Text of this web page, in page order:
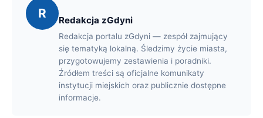
R Redakcja zGdyni
Redakcja portalu zGdyni — zespół zajmujący
się tematyką lokalną. Śledzimy życie miasta,
przygotowujemy zestawienia i poradniki.
Źródłem treści są oficjalne komunikaty
instytucji miejskich oraz publicznie dostępne
informacje.